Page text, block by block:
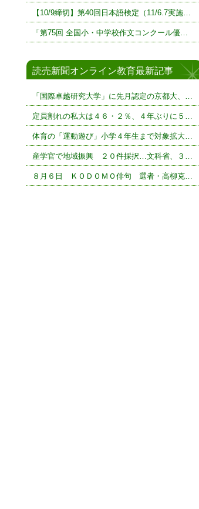
【10/9締切】第40回日本語検定（11/6.7実施…
「第75回 全国小・中学校作文コンクール優…
読売新聞オンライン教育最新記事
「国際卓越研究大学」に先月認定の京都大、…
定員割れの私大は４６・２％、４年ぶりに５…
体育の「運動遊び」小学４年生まで対象拡大…
産学官で地域振興 ２０件採択…文科省、３…
８月６日 ＫＯＤＯＭＯ俳句 選者・高柳克…